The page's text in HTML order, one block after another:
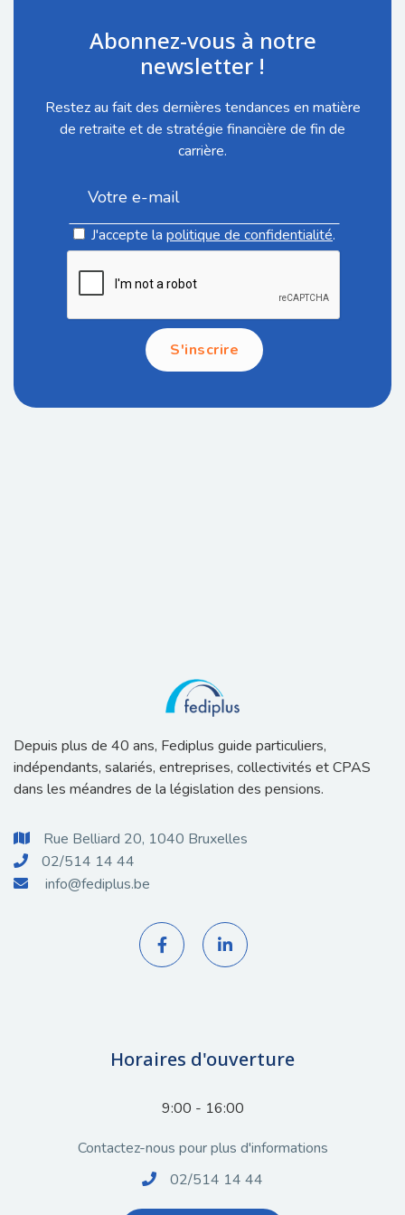
Abonnez-vous à notre
newsletter !
Restez au fait des dernières tendances en matière
de retraite et de stratégie financière de fin de
carrière.
J'accepte la politique de confidentialité.
Depuis plus de 40 ans, Fediplus guide particuliers,
indépendants, salariés, entreprises, collectivités et CPAS
dans les méandres de la législation des pensions.
 Rue Belliard 20, 1040 Bruxelles
 02/514 14 44
 info@fediplus.be
 
Horaires d'ouverture
9:00 - 16:00
Contactez-nous pour plus d'informations
 02/514 14 44